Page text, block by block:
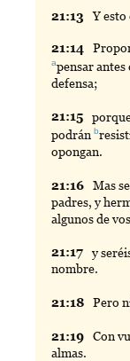
21:13 Yesto
21:14
apensarantes
defensa;
21:15
podránb
opongan.
21:16 Mas
padres, y
algunos de
21:17 y
nombre.
21:18 Pero
21:19 Con
almas.